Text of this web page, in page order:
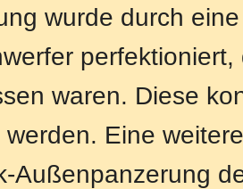
wurde durch
waren. Diese
Eine
Außenpanzerung